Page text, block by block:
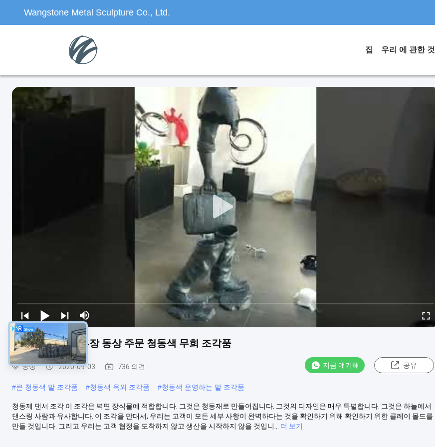
Wangstone Metal Sculpture Co., Ltd.
집 우리 에 관한 것
훈장 현대 예술 훈장 동상 주문 청동색 무희 조각품
동상 2020-09-03 736 의견 지금 얘기해 공유
#큰 청동색 말 조각품 #청동색 옥외 조각품 #청동색 운영하는 말 조각품
청동제 댄서 조각 이 조각은 벽면 장식물에 적합합니다. 그것은 청동재로 만들어집니다. 그것의 디자인은 매우 특별합니다. 그것은 하늘에서
댄스링 사람과 유사합니다. 이 조각을 만대서, 우리는 고객이 모든 세부 사항이 완벽하다는 것을 확인하기 위해 확인하기 위한 클레이 몰드를
만들 것입니다. 그리고 우리는 고객 협정을 도착하지 않고 생산을 시작하지 않을 것입니...
더 보기